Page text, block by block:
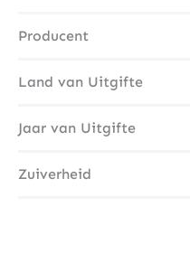
Producent
Land van Uitgifte
Jaar van Uitgifte
Zuiverheid